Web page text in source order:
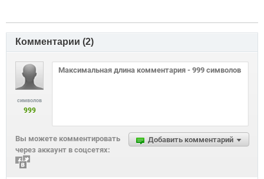
Комментарии (2)
символов
999
Добавить комментарий
Вы можете комментировать
через аккаунт в соцсетях: